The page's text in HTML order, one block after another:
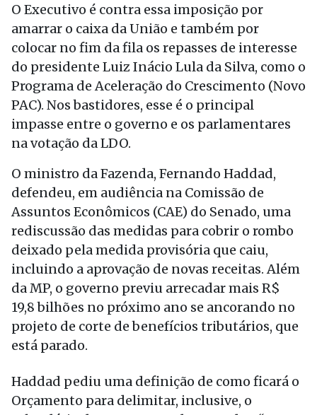
O Executivo é contra essa imposição por
amarrar o caixa da União e também por
colocar no fim da fila os repasses de interesse
do presidente Luiz Inácio Lula da Silva, como o
Programa de Aceleração do Crescimento (Novo
PAC). Nos bastidores, esse é o principal
impasse entre o governo e os parlamentares
na votação da LDO.
O ministro da Fazenda, Fernando Haddad,
defendeu, em audiência na Comissão de
Assuntos Econômicos (CAE) do Senado, uma
rediscussão das medidas para cobrir o rombo
deixado pela medida provisória que caiu,
incluindo a aprovação de novas receitas. Além
da MP, o governo previu arrecadar mais R$
19,8 bilhões no próximo ano se ancorando no
projeto de corte de benefícios tributários, que
está parado.
Haddad pediu uma definição de como ficará o
Orçamento para delimitar, inclusive, o